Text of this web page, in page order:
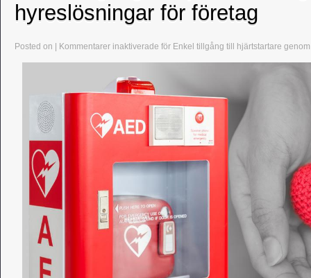
hyreslösningar för företag
Posted on | Kommentarer inaktiverade för Enkel tillgång till hjärtstartare